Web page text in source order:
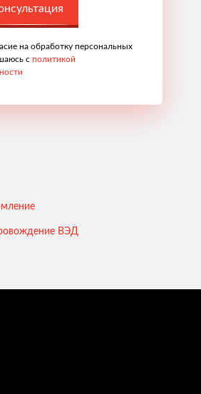
на обработку персональных
с политикой
ВЭД